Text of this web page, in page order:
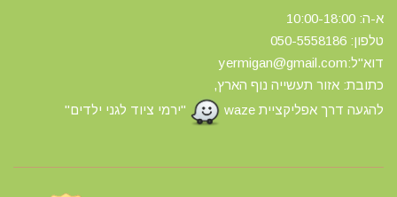
א-ה: 10:00-18:00
טלפון: 0 50-5558186
דוא"ל:yermigan@gmail.com
כתובת: אזור תעשייה נוף הארץ,
להגעה דרך אפליקציית waze
"ירמי ציוד לגני ילדים"